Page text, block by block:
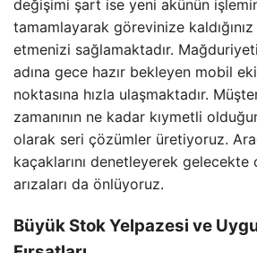
değişimi şart ise yeni akünün
tamamlayarak görevinize
etmenizi sağlamaktadır.
adına gece hazır bekleyen mobil
noktasına hızla ulaşmaktadır.
zamanının ne kadar kıymetli
olarak seri çözümler üretiyoruz.
kaçaklarını denetleyerek gelecekte
arızaları da önlüyoruz.
Büyük Stok Yelpazesi ve